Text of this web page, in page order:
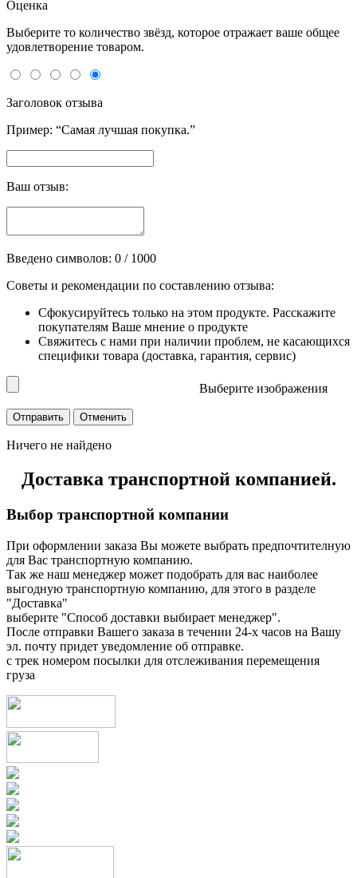
Оценка
Выберите то количество звёзд, которое отражает ваше общее
удовлетворение товаром.
Заголовок отзыва
Пример: “Самая лучшая покупка.”
Ваш отзыв:
Введено символов: 0 / 1000
Советы и рекомендации по составлению отзыва:
Сфокусируйтесь только на этом продукте. Расскажите
покупателям Ваше мнение о продукте
Свяжитесь с нами при наличии проблем, не касающихся
специфики товара (доставка, гарантия, сервис)
Выберите изображения
Ничего не найдено
Доставка транспортной компанией.
Выбор транспортной компании
При оформлении заказа Вы можете выбрать предпочтителную
для Вас транспортную компанию.
Так же наш менеджер может подобрать для вас наиболее
выгодную транспортную компанию, для этого в разделе
"Доставка"
выберите "Способ доставки выбирает менеджер".
После отправки Вашего заказа в течении 24-х часов на Вашу
эл. почту придет уведомление об отправке.
с трек номером посылки для отслеживания перемещения
груза